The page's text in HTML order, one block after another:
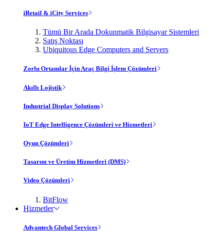
iRetail & iCity Services
Tümü Bir Arada Dokunmatik Bilgisayar Sistemleri
Satış Noktası
Ubiquitous Edge Computers and Servers
Zorlu Ortamlar İçin Araç Bilgi İşlem Çözümleri
Akıllı Lojistik
Industrial Display Solutions
IoT Edge Intelligence Çözümleri ve Hizmetleri
Oyun Çözümleri
Tasarım ve Üretim Hizmetleri (DMS)
Video Çözümleri
BitFlow
Hizmetler
Advantech Global Services